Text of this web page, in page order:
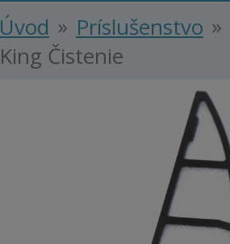
Úvod » Príslušenstvo »
King Čistenie